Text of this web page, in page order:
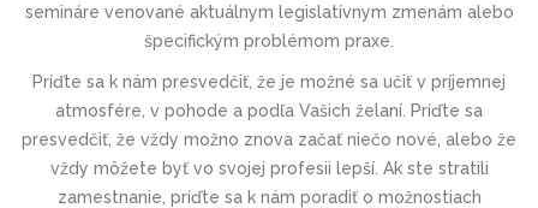
semináre venované aktuálnym legislatívnym zmenám alebo
špecifickým problémom praxe.
Príďte sa k nám presvedčiť, že je možné sa učiť v príjemnej
atmosfére, v pohode a podľa Vašich želaní. Príďte sa
presvedčiť, že vždy možno znova začať niečo nové, alebo že
vždy môžete byť vo svojej profesii lepší. Ak ste stratili
zamestnanie, príďte sa k nám poradiť o možnostiach